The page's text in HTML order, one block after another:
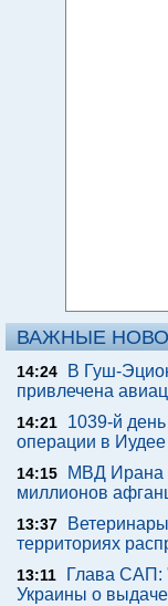
ВАЖНЫЕ
14:24
В Гуш-
привлечена
14:21
1039-й
операции в
14:15
МВД Ирана
миллионов
13:37
территориях
13:11
Глава САП:
Украины о